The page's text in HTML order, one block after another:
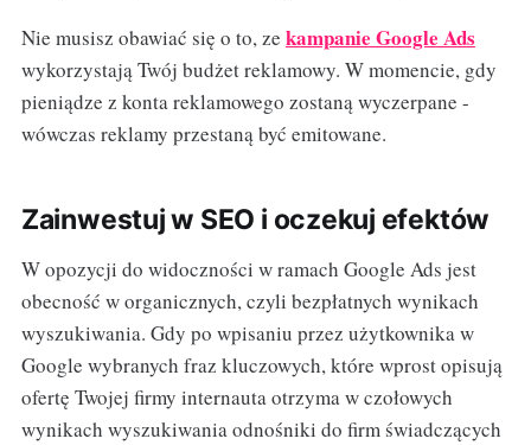
Nie musisz obawiać się o to, ze kampanie Google Ads
wykorzystają Twój budżet reklamowy. W momencie, gdy
pieniądze z konta reklamowego zostaną wyczerpane -
wówczas reklamy przestaną być emitowane.
Zainwestuj w SEO i oczekuj efektów
W opozycji do widoczności w ramach Google Ads jest
obecność w organicznych, czyli bezpłatnych wynikach
wyszukiwania. Gdy po wpisaniu przez użytkownika w
Google wybranych fraz kluczowych, które wprost opisują
ofertę Twojej firmy internauta otrzyma w czołowych
wynikach wyszukiwania odnośniki do firm świadczących